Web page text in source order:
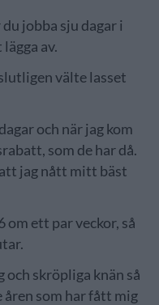
jobba sju dagar i
av.
välte lasset
och när jag kom
som de har då.
jag nått mitt bäst
om ett par veckor, så
och skröpliga knän så
åren som har fått mig